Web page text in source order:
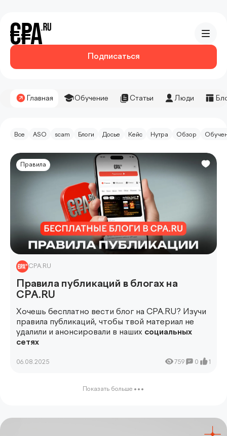
Подписаться
Главная Обучение Статьи Люди
Все ASO scam Блоги Досье Кейс Нутра Обзор
Правила
CPA.RU
Правила публикаций в блогах на
CPA.RU
Хочешь бесплатно вести блог на CPA.RU? Изучи
правила публикаций, чтобы твой материал не
удалили и анонсировали в наших социальных
сетях
06.08.2025 759 0 1
Показать больше